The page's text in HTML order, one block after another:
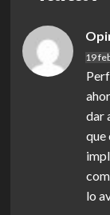
19
dar
que
lo